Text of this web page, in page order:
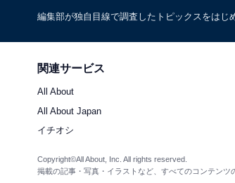
編集部が独自目線で調査したトピックスをはじ
関連サービス
All About
All About Japan
イチオシ
Copyright©All About, Inc. All rights reserved.
掲載の記事・写真・イラストなど、すべてのコンテンツ